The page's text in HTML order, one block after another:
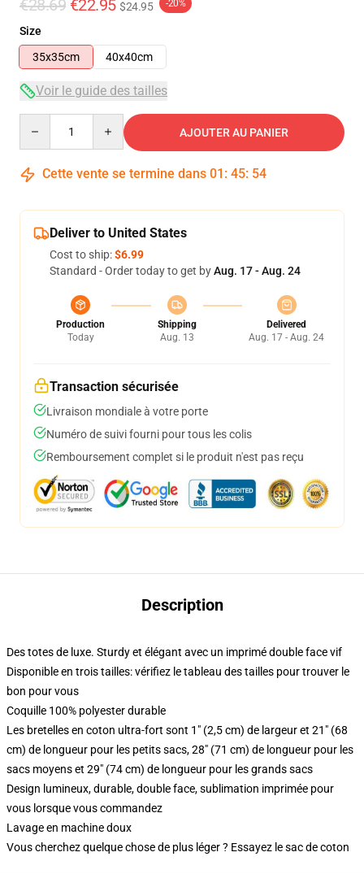
€28.69 €22.95 $24.95 -20%
Size
35x35cm
40x40cm
Voir le guide des tailles
AJOUTER AU PANIER
Cette vente se termine dans 01 : 45: 54
Deliver to United States
Cost to ship:$6.99
Standard - Order today to get byAug. 17 - Aug. 24
Production
Today
Shipping
Aug. 13
Delivered
Aug. 17 - Aug. 24
Transaction sécurisée
Livraison mondiale à votre porte
Numéro de suivi fourni pour tous les colis
Remboursement complet si le produit n'est pas reçu
Description
Des totes de luxe. Sturdy et élégant avec un imprimé double face vif
Disponible en trois tailles: vérifiez le tableau des tailles pour trouver le
bon pour vous
Coquille 100% polyester durable
Les bretelles en coton ultra-fort sont 1" (2,5 cm) de largeur et 21" (68
cm) de longueur pour les petits sacs, 28" (71 cm) de longueur pour les
sacs moyens et 29" (74 cm) de longueur pour les grands sacs
Design lumineux, durable, double face, sublimation imprimée pour
vous lorsque vous commandez
Lavage en machine doux
Vous cherchez quelque chose de plus léger ? Essayez le sac de coton